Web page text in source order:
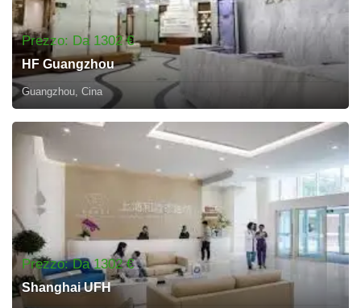
Prezzo: Da 1302 €
HF Guangzhou
Guangzhou, Cina
Prezzo: Da 1302 €
Shanghai UFH